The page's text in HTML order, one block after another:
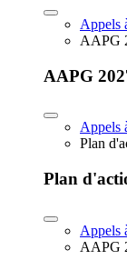
Appels
AAPG
AAPG
Appels
Plan
Plan
Appels
AAPG